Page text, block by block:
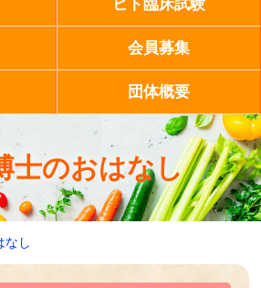
ヒト臨床試験
会員募集
団体概要
士のおはなし
なし